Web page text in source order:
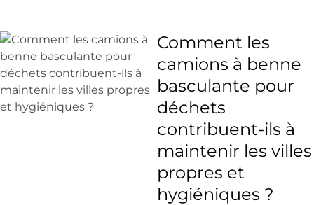
Comment les
camions à benne
basculante pour
déchets
contribuent-ils à
maintenir les villes
propres et
hygiéniques ?